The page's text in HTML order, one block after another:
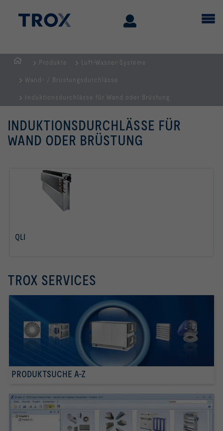
Produkte Luft-Wasser-Systeme
Wand- / Brüstungsdurchlässe
Induktionsdurchlässe für Wand oder Brüstung
INDUKTIONSDURCHLÄSSE FÜR
WAND ODER BRÜSTUNG
QLI
TROX SERVICES
PRODUKTSUCHE A-Z